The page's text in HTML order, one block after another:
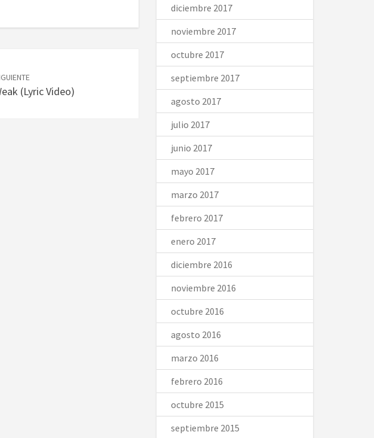
(Lyric Video)
diciembre 2017
noviembre 2017
octubre 2017
septiembre 2017
agosto 2017
julio 2017
junio 2017
mayo 2017
marzo 2017
febrero 2017
enero 2017
diciembre 2016
noviembre 2016
octubre 2016
agosto 2016
marzo 2016
febrero 2016
octubre 2015
septiembre 2015